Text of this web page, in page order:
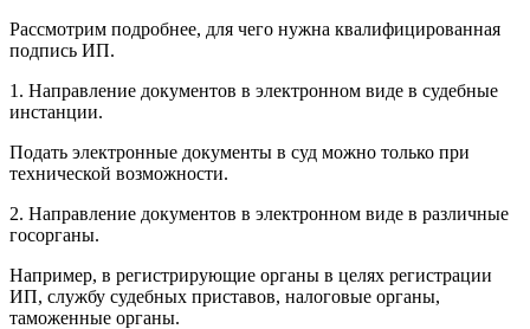
Рассмотрим подробнее, для чего нужна квалифицированная
подпись ИП.
1. Направление документов в электронном виде в судебные
инстанции.
Подать электронные документы в суд можно только при
технической возможности.
2. Направление документов в электронном виде в различные
госорганы.
Например, в регистрирующие органы в целях регистрации
ИП, службу судебных приставов, налоговые органы,
таможенные органы.